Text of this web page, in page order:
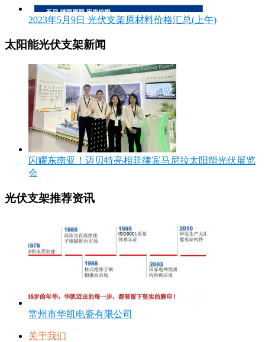
2023年5月9日 光伏支架原材料价格汇总(上午)
太阳能光伏支架新闻
闪耀东南亚！迈贝特亮相菲律宾马尼拉太阳能光伏展览
会
光伏支架推荐资讯
常州市华凯电瓷有限公司
关于我们